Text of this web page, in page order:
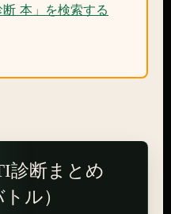
本」を検索する
診断まとめ
ル）